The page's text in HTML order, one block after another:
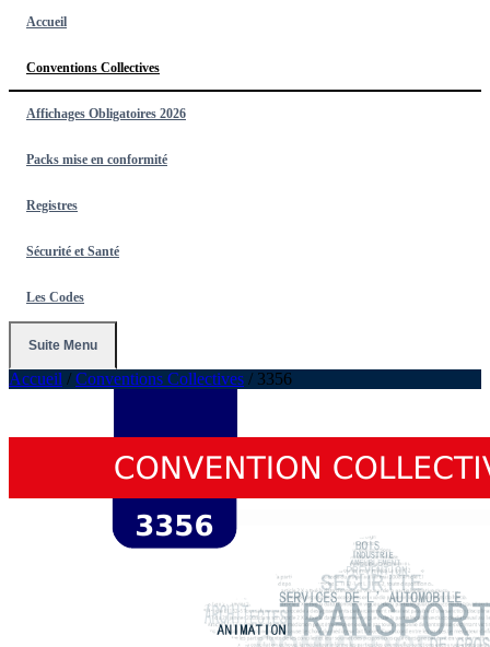
Accueil
Conventions Collectives
Affichages Obligatoires 2026
Packs mise en conformité
Registres
Sécurité et Santé
Les Codes
Suite Menu
Accueil / Conventions Collectives / 3356